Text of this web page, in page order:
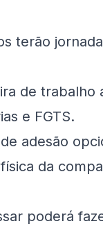
terão
de trabalho
e FGTS.
adesão
da
poderá